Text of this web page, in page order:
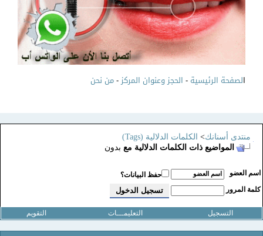
لصفحة الرئيسية-الحجز وعنوان المركز-من نحن
منتدى أسنانك>الكلمات الدلالية (Tags)
المواضيع ذات الكلمات الدلالية مع بدون
اسم العضو
حفظ البيانات؟
كلمة المرور
التسجيل التعليمـــات التقويم